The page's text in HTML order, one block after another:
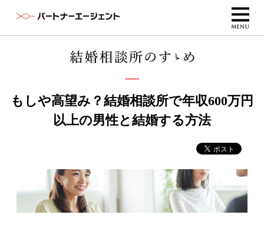
もしや高望み？結婚相談所で年収600万円
以上の男性と結婚する方法